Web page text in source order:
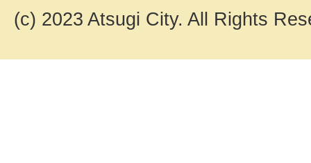
(c) 2023 Atsugi City. All Rights